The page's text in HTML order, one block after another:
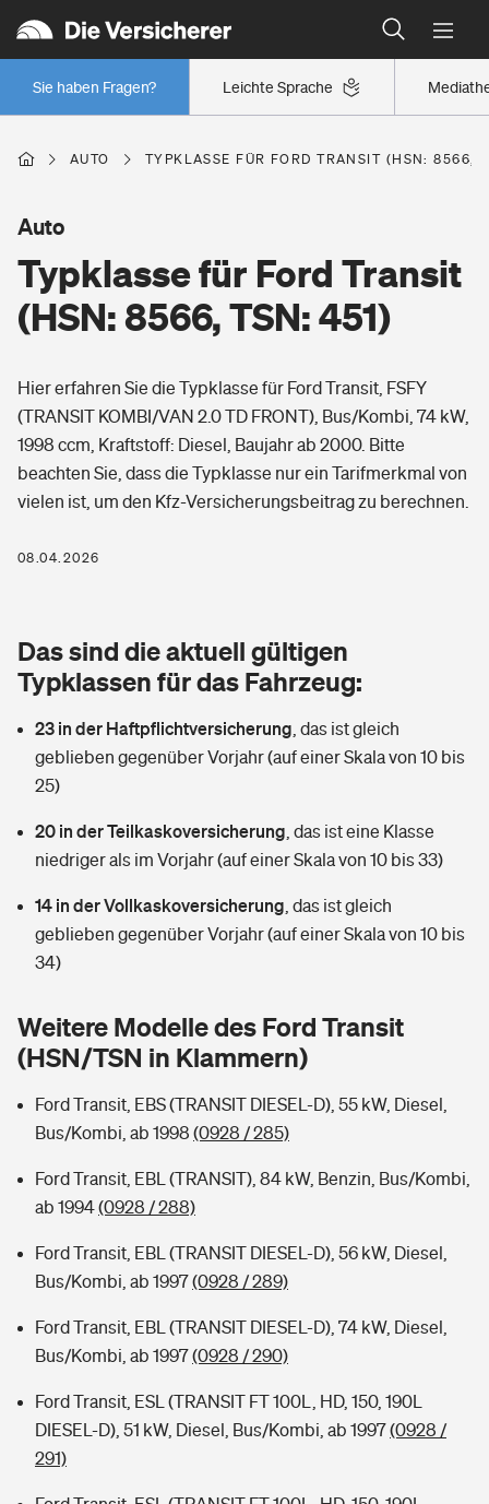
Leichte Sprache
Sie haben Fragen?
Wer versichert was: Jetzt Versicherer finden
Regionalklassen: So ist Ihre Region eingestuft
Wer versichert was: Jetzt Versicherer finden
Berufsunfähigkeitsversicherung
Erwerbsunfähigkeitsversicherung
Grundfähigkeitsversicherung
Arbeitsrechtsschutz
Berufshaftpflichtversicherung
Zur Übersicht
Tools
Wer versichert was: Jetzt Versicherer finden
Sie haben Fragen?
Wohnen
Glasversicherung
Mietkautionsversicherung
Restkreditversicherung
Tools
Hochwasser-Check: Wie gefährdet ist Ihr Haus?
Sie haben Fragen?
Freizeit
Pri­vate Haft­pflicht­
Kinderunfall­ver­si­che­rung
Kinderinvalidität
Hundehalter-Haftpflicht
Handyversicherung
Private Cyberversicherung
Zur Übersicht
Kinderunfall-Check: Mehr Sicherheit für deine Kids
Typklassen: So ist Ihr Auto eingestuft
Sie haben Fragen?
Gesundheit
Private Krankenversicherung
Dread-Disease-Versicherung
Tierkrankenversicherung
Zur Übersicht
Tools
Wer versichert was: Jetzt Versicherer finden
Rentenrechner: Wie viel Geld bekomme ich im Alter?
AUTO TYPKLASSE FÜR FORD TRANSIT (HSN: 8566,
Typklasse für Ford Transit
(HSN: 8566, TSN: 451)
Auto
Hier erfahren Sie die Typklasse für Ford Transit, FSFY
(TRANSIT KOMBI/VAN 2.0 TD FRONT), Bus/Kombi, 74 kW,
1998 ccm, Kraftstoff: Diesel, Baujahr ab 2000. Bitte
beachten Sie, dass die Typklasse nur ein Tarifmerkmal von
vielen ist, um den Kfz-Versicherungsbeitrag zu berechnen.
08.04.2026
Das sind die aktuell gültigen
Typklassen für das Fahrzeug:
23 in der Haftpflichtversicherung das ist gleich
geblieben gegenüber Vorjahr (auf einer Skala von 10 bis
25)
20 in der Teilkaskoversicherung das ist eine Klasse
niedriger als im Vorjahr (auf einer Skala von 10 bis 33)
14 in der Vollkaskoversicherung das ist gleich
geblieben gegenüber Vorjahr (auf einer Skala von 10 bis
34)
Weitere Modelle des Ford Transit
(HSN/TSN in Klammern)
Ford Transit, EBS (TRANSIT DIESEL-D), 55 kW, Diesel,
Bus/Kombi, ab 1998 (0928 / 285)
Ford Transit, EBL (TRANSIT), 84 kW, Benzin, Bus/Kombi,
ab 1994(0928 / 288)
Ford Transit, EBL (TRANSIT DIESEL-D), 56 kW, Diesel,
Bus/Kombi, ab 1997(0928 / 289)
Ford Transit, EBL (TRANSIT DIESEL-D), 74 kW, Diesel,
Bus/Kombi, ab 1997(0928 / 290)
Ford Transit, ESL (TRANSIT FT 100L, HD, 150, 190L
DIESEL-D), 51 kW, Diesel, Bus/Kombi, ab 1997(0928 /
291)